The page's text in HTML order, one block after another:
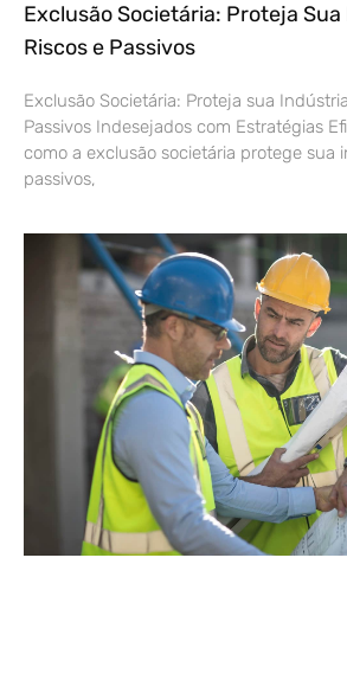
Exclusão Societária: Proteja
Riscos e Passivos
Exclusão Societária: Proteja sua
Passivos Indesejados com Estratégias
como a exclusão societária protege sua
passivos,